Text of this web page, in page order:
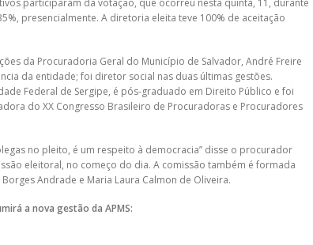
participaram da votação, que ocorreu nesta quinta, 11, durante
presencialmente. A diretoria eleita teve 100% de aceitação
da Procuradoria Geral do Município de Salvador, André Freire
da entidade; foi diretor social nas duas últimas gestões.
Federal de Sergipe, é pós-graduado em Direito Público e foi
do XX Congresso Brasileiro de Procuradoras e Procuradores
no pleito, é um respeito à democracia” disse o procurador
eleitoral, no começo do dia. A comissão também é formada
Andrade e Maria Laura Calmon de Oliveira.
a nova gestão da APMS: